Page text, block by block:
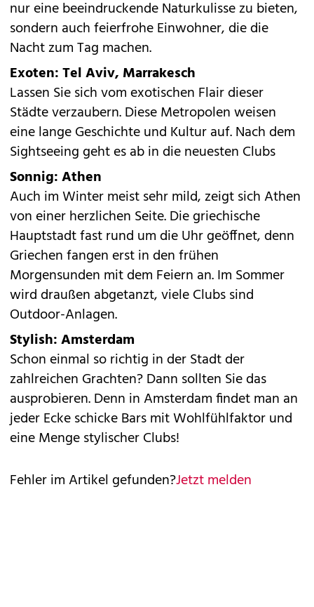
nur eine beeindruckende Naturkulisse zu bieten,
sondern auch feierfrohe Einwohner, die die
Nacht zum Tag machen.
Exoten: Tel Aviv, Marrakesch
Lassen Sie sich vom exotischen Flair dieser
Städte verzaubern. Diese Metropolen weisen
eine lange Geschichte und Kultur auf. Nach dem
Sightseeing geht es ab in die neuesten Clubs
Sonnig: Athen
Auch im Winter meist sehr mild, zeigt sich Athen
von einer herzlichen Seite. Die griechische
Hauptstadt fast rund um die Uhr geöffnet, denn
Griechen fangen erst in den frühen
Morgensunden mit dem Feiern an. Im Sommer
wird draußen abgetanzt, viele Clubs sind
Outdoor-Anlagen.
Stylish: Amsterdam
Schon einmal so richtig in der Stadt der
zahlreichen Grachten? Dann sollten Sie das
ausprobieren. Denn in Amsterdam findet man an
jeder Ecke schicke Bars mit Wohlfühlfaktor und
eine Menge stylischer Clubs!
Fehler im Artikel gefunden?Jetzt melden